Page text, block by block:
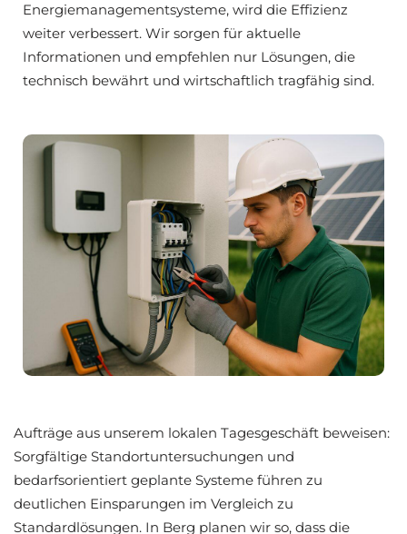
Energiemanagementsysteme, wird die Effizienz
weiter verbessert. Wir sorgen für aktuelle
Informationen und empfehlen nur Lösungen, die
technisch bewährt und wirtschaftlich tragfähig sind.
Aufträge aus unserem lokalen Tagesgeschäft beweisen:
Sorgfältige Standortuntersuchungen und
bedarfsorientiert geplante Systeme führen zu
deutlichen Einsparungen im Vergleich zu
Standardlösungen. In Berg planen wir so, dass die